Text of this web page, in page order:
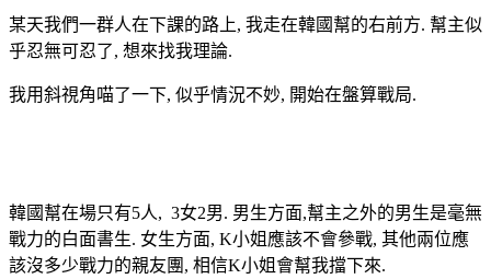
某天我們一群人在下課的路上, 我走在韓國幫的右前方. 幫主似
乎忍無可忍了, 想來找我理論.
我用斜視角喵了一下, 似乎情況不妙, 開始在盤算戰局.
韓國幫在場只有5人, 3女2男. 男生方面,幫主之外的男生是毫無
戰力的白面書生. 女生方面, K小姐應該不會參戰, 其他兩位應
該沒多少戰力的親友團, 相信K小姐會幫我擋下來.